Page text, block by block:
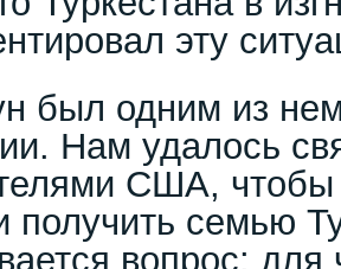
эту
был одним из
Нам удалось
США, чтобы
получить семью
вопрос: для